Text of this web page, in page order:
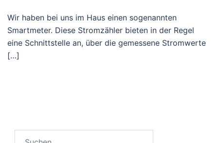
Wir haben bei uns im Haus einen sogenannten
Smartmeter. Diese Stromzähler bieten in der Regel
eine Schnittstelle an, über die gemessene Stromwerte
[…]